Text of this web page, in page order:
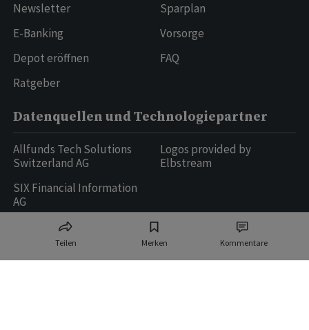
Teilen Merken Kommentare
Newsletter
E-Banking
Depot eröffnen
Ratgeber
Sparplan
Vorsorge
FAQ
Datenquellen und Technologiepartner
Allfunds Tech Solutions
Switzerland AG
SIX Financial Information
AG
Logos provided by
Elbstream